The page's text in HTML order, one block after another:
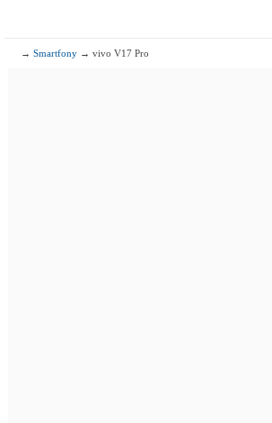
→Smartfony → vivo V17 Pro